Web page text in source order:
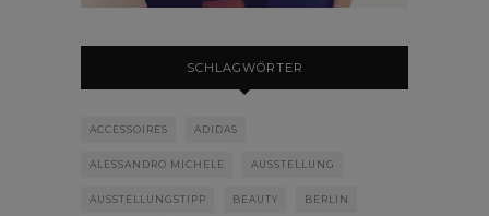
SCHLAGWÖRTER
ACCESSOIRES ADIDAS
ALESSANDRO MICHELE AUSSTELLUNG
AUSSTELLUNGSTIPP BEAUTY BERLIN